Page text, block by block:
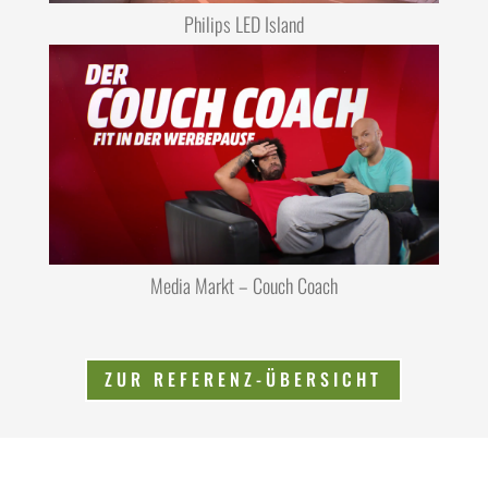
Philips LED Island
Media Markt – Couch Coach
ZUR REFERENZ-ÜBERSICHT